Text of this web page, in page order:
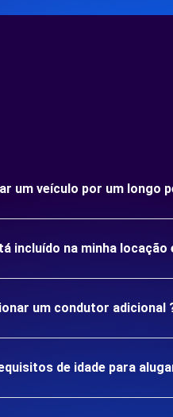
um veículo por um longo
incluído na minha locação
um condutor adicional
de idade para